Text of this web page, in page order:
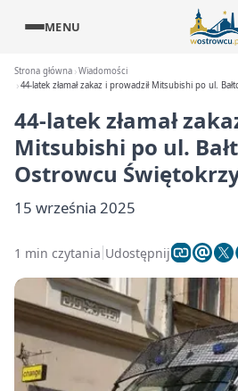
MENU
Strona główna Wiadomości
44-latek złamał zakaz i prowadził Mitsubishi po ul.
44-latek złamał
Mitsubishi po ul.
Ostrowcu
15 września 2025
1 min czytania Udostępnij